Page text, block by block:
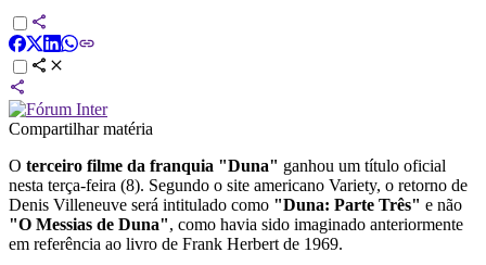
Compartilhar matéria
O terceiro filme da franquia "Duna" ganhou um título oficial
nesta terça-feira (8). Segundo o site americano Variety, o retorno de
Denis Villeneuve será intitulado como "Duna: Parte Três" e não
"O Messias de Duna", como havia sido imaginado anteriormente
em referência ao livro de Frank Herbert de 1969.